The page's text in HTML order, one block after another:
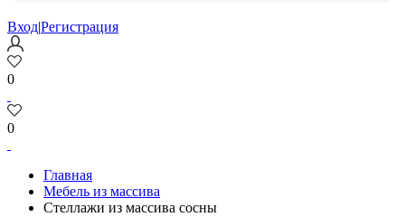
Вход|Регистрация
0
0
Главная
Мебель из массива
Стеллажи из массива сосны